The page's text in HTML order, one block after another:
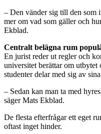
– Den vänder sig till den som
mer om vad som gäller och
Ekblad.
Centralt belägna rum
En jurist reder ut regler och
universitet berättar om
studenter delar med sig av
– Sedan kan man ta med
säger Mats Ekblad.
De flesta efterfrågar ett eget
oftast inget hinder.